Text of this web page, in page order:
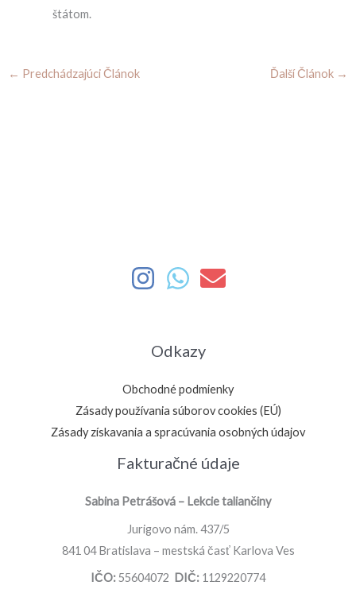
štátom.
← Predchádzajúci Článok Ďalší Článok →
Odkazy
Obchodné podmienky
Zásady používania súborov cookies (EÚ)
Zásady získavania a spracúvania osobných údajov
Fakturačné údaje
Sabina Petrášová – Lekcie taliančiny
Jurigovo nám. 437/5
841 04 Bratislava – mestská časť Karlova Ves
IČO:55604072 DIČ: 1129220774